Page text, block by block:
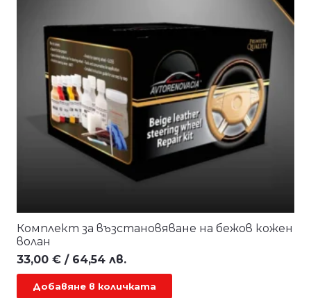
Комплект за възстановяване на бежов кожен
волан
33,00 € / 64,54 лв.
Добавяне в количката